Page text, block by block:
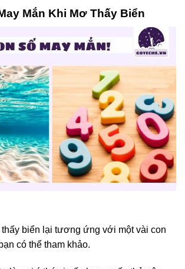
Mắn Khi Mơ Thấy Biển
biển lại tương ứng với một vài con
có thể tham khảo.